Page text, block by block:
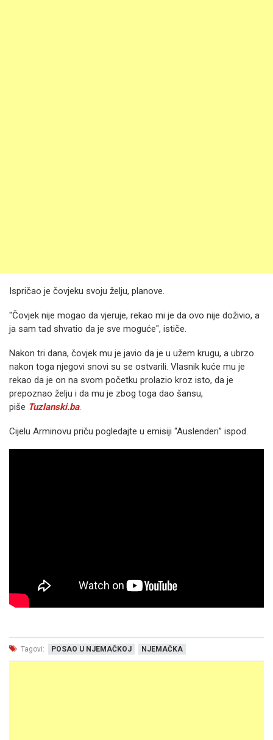
Ispričao je čovjeku svoju želju, planove.
"Čovjek nije mogao da vjeruje, rekao mi je da ovo nije doživio, a
ja sam tad shvatio da je sve moguće", ističe.
Nakon tri dana, čovjek mu je javio da je u užem krugu, a ubrzo
nakon toga njegovi snovi su se ostvarili. Vlasnik kuće mu je
rekao da je on na svom početku prolazio kroz isto, da je
prepoznao želju i da mu je zbog toga dao šansu,
piše Tuzlanski.ba.
Cijelu Arminovu priču pogledajte u emisiji “Auslenderi” ispod.
Tagovi: POSAO U NJEMAČKOJ NJEMAČKA